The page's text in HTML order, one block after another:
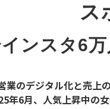
ス
ンスタ6
業のデジタル化と売上
年6月、人気上昇中の